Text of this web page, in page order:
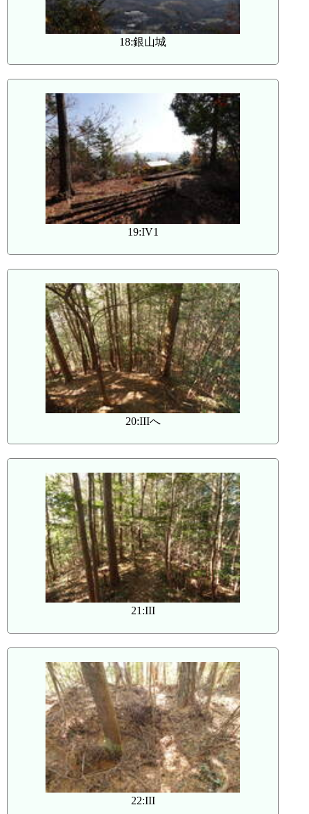
18:銀山城
19:IV1
20:IIIへ
21:III
22:III